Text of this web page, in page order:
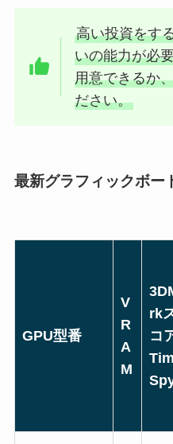
高い投資をす
いの能力が必
用意できるか
ださい。
最新グラフィックボー
GPU型番
V
R
A
M
rk
コ